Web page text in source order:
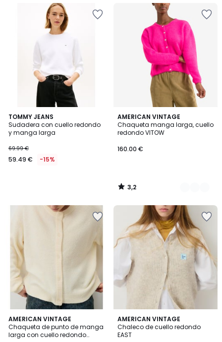
TOMMY JEANS
Sudadera con cuello redondo
y manga larga
69.99 €
59.49 € -15%
AMERICAN VINTAGE
Chaqueta manga larga, cuello
redondo VITOW
160.00 €
3,2
/ 5
5
Colores
3,2
/
AMERICAN VINTAGE
Chaqueta de punto de manga
larga con cuello redondo
2
/
5
AMERICAN VINTAGE
Chaleco de cuello redondo
EAST
5
/
5
4
Colores